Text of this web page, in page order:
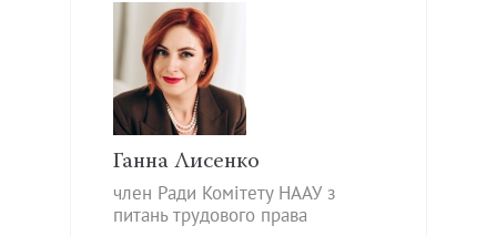
Ганна Лисенко
член Ради Комітету НААУ з
питань трудового права